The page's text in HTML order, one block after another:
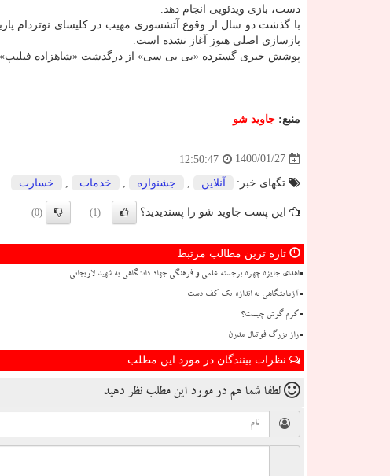
دست، بازی ویدئویی انجام دهد.
با گذشت دو سال از وقوع آتشسوزی مهیب در کلیسای نوتردام
بازسازی اصلی هنوز آغاز نشده است.
پوشش خبری گسترده «بی بی سی» از درگذشت «شاهزاده
منبع: جاوید شو
1400/01/27
12:50:47
تگهای خبر: آنلاین جشنواره خدمات خسارت
این پست جاوید شو را پسندیدید؟ (1)
(0)
تازه ترین مطالب مرتبط
اهدای جایزه چهره برجسته علمی و فرهنگی جهاد دانشگاهی به شهید لاریجانی
آزمایشگاهی به اندازه یک کف دست
کرم گوش چیست؟
راز بزرگ فوتبال مدرن
نظرات بینندگان در مورد این مطلب
لطفا شما هم در مورد این مطلب نظر دهید